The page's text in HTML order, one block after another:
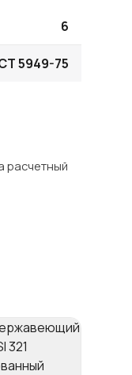
6
5949-75
расчетный